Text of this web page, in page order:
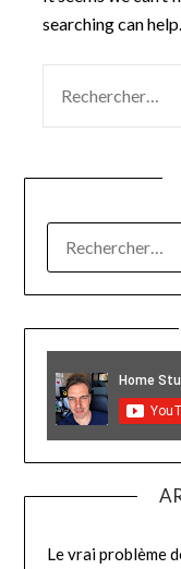
searching can help.
Le vrai problème